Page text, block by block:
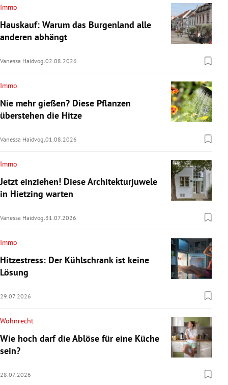
Immo
Hauskauf: Warum das Burgenland alle
anderen abhängt
Vanessa Haidvogl02.08.2026
Immo
Nie mehr gießen? Diese Pflanzen
überstehen die Hitze
Vanessa Haidvogl01.08.2026
Immo
Jetzt einziehen! Diese Architekturjuwele
in Hietzing warten
Vanessa Haidvogl 31.07.2026
Immo
Hitzestress: Der Kühlschrank ist keine
Lösung
29.07.2026
Wohnrecht
Wie hoch darf die Ablöse für eine Küche
sein?
28.07.2026